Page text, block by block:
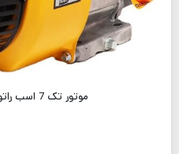
موتور تک 7 اسب راتو RATO مدل R210